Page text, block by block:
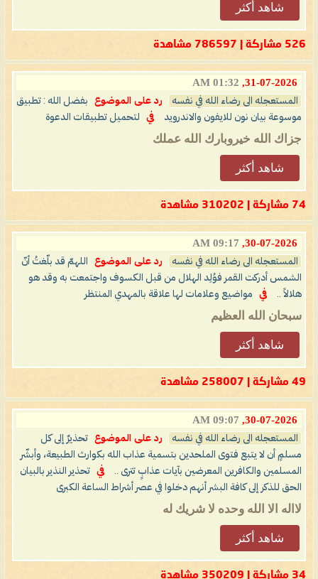
شاهد أكثر
526 مشاركة | 786597 مشاهدة
31-07-2026,
01:32 AM
المستعجله الى رضاء الله في نفسه رد على الموضوع
بفضل الله : تطبيق
موسوعة بيان نون للايفون والاندرويد
في لتحميل تطبيقات الدعوة
جزاك الله خيروبارك الله عملك
شاهد أكثر
74 مشاركة | 310202 مشاهدة
30-07-2026,
09:17 AM
المستعجله الى رضاء الله في نفسه رد على الموضوع
اللهمّ قد بلّغتُ أنّ
الشمس أدركت القمر فوُلِد الهلال من قبل الكسوف واجتمعت به وقد هو
هلالاً ..
في مواضيع وعلامات لها علاقة بالمهدي المنتظر
سبحان الله العظيم
شاهد أكثر
49 مشاركة | 258007 مشاهدة
30-07-2026,
09:07 AM
المستعجله الى رضاء الله في نفسه رد على الموضوع
تحذيرٌ إلى كل
مسلمٍ أن لا يتبع فتوى الملحدين بتسمية عذاب الله بكوارث الطبيعة، وأبشّر
المسلمين والكافرين المعرضين بآيات عذابٍ تترى ..
في
تحذير النذير بالبيان
الحق للذكر إلى كافة البشر أنهم دخلوا في عصر أشراط الساعة الكبرى
لااله الا الله وحده لا شريك له
شاهد أكثر
34 مشاركة | 350209 مشاهدة